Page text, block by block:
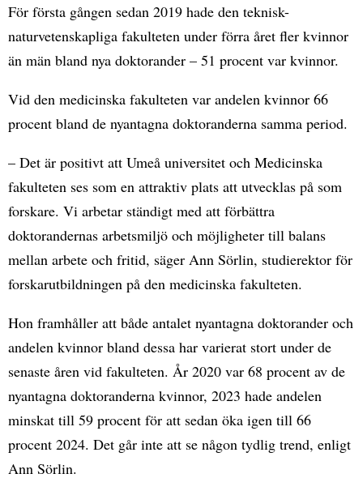
För första gången sedan 2019 hade den teknisk-
naturvetenskapliga fakulteten under förra året fler kvinnor
än män bland nya doktorander – 51 procent var kvinnor.
Vid den medicinska fakulteten var andelen kvinnor 66
procent bland de nyantagna doktoranderna samma period.
– Det är positivt att Umeå universitet och Medicinska
fakulteten ses som en attraktiv plats att utvecklas på som
forskare. Vi arbetar ständigt med att förbättra
doktorandernas arbetsmiljö och möjligheter till balans
mellan arbete och fritid, säger Ann Sörlin, studierektor för
forskarutbildningen på den medicinska fakulteten.
Hon framhåller att både antalet nyantagna doktorander och
andelen kvinnor bland dessa har varierat stort under de
senaste åren vid fakulteten. År 2020 var 68 procent av de
nyantagna doktoranderna kvinnor, 2023 hade andelen
minskat till 59 procent för att sedan öka igen till 66
procent 2024. Det går inte att se någon tydlig trend, enligt
Ann Sörlin.